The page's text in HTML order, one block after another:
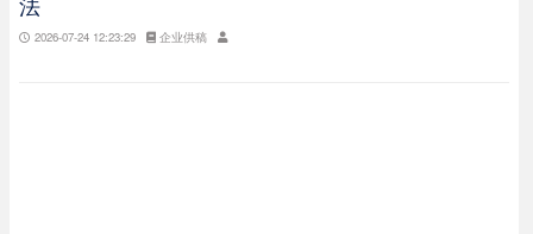
2026-07-24 12:23:29 企业供稿